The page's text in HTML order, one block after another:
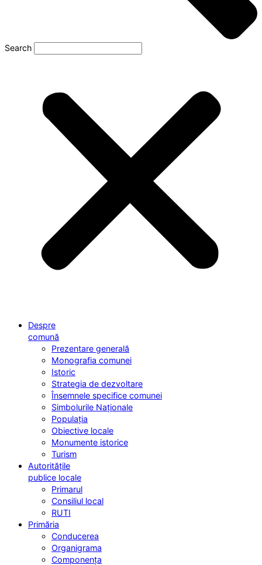
Search
Despre
comună
Prezentare generală
Monografia comunei
Istoric
Strategia de dezvoltare
Însemnele specifice comunei
Simbolurile Naționale
Populația
Obiective locale
Monumente istorice
Turism
Autoritățile
publice locale
Primarul
Consiliul local
RUTI
Primăria
Conducerea
Organigrama
Componența